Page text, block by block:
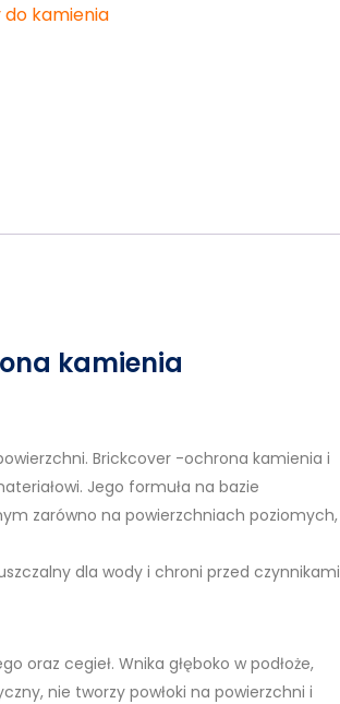
kamienia
kamienia
Brickcover -ochrona kamienia i
Jego formuła na bazie
zarówno na powierzchniach poziomych,
dla wody i chroni przed czynnikami
oraz cegieł. Wnika głęboko w podłoże,
nie tworzy powłoki na powierzchni i